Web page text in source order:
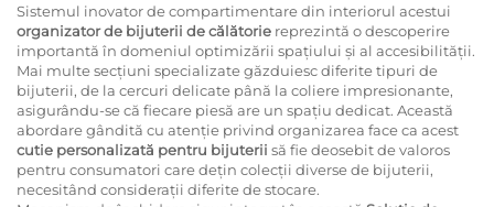
Sistemul inovator de compartimentare din interiorul acestui
organizator de bijuterii de călătorie reprezintă o descoperire
importantă în domeniul optimizării spațiului și al accesibilității.
Mai multe secțiuni specializate găzduiesc diferite tipuri de
bijuterii, de la cercuri delicate până la coliere impresionante,
asigurându-se că fiecare piesă are un spațiu dedicat. Această
abordare gândită cu atenție privind organizarea face ca acest
cutie personalizată pentru bijuterii să fie deosebit de valoros
pentru consumatori care dețin colecții diverse de bijuterii,
necesitând considerații diferite de stocare.